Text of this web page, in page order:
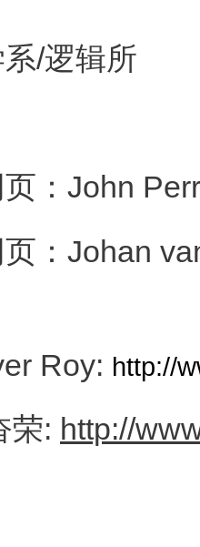
/逻辑所
： John
： Johan
http://
荣: http://